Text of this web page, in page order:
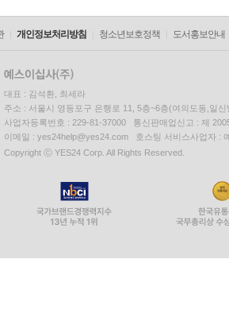
개인정보처리방침 청소년보호정책 도서홍보안내
대표 : 김석환, 최세라
주소 : 서울시 영등포구 은행로 11, 5층~6층(여의도동,일신
사업자등록번호 : 229-81-37000 통신판매업신고 : 제
이메일 : yes24help@yes24.com 호스팅 서비스사업자 :
Copyright ⓒ YES24 Corp. All Rights Reserved.